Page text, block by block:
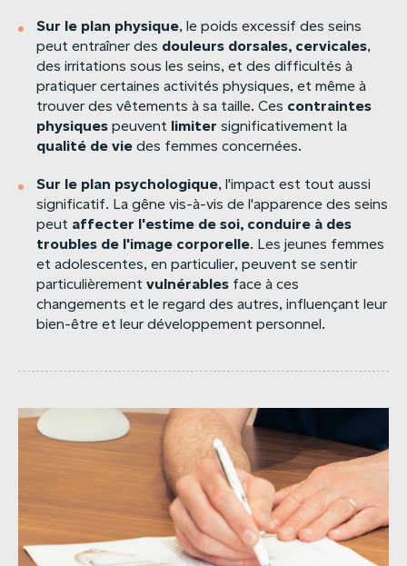
Sur le plan physique, le poids excessif des seins
peut entraîner des douleurs dorsales, cervicales,
des irritations sous les seins, et des difficultés à
pratiquer certaines activités physiques, et même à
trouver des vêtements à sa taille. Ces contraintes
physiques peuvent limiter significativement la
qualité de vie des femmes concernées.
Sur le plan psychologique, l'impact est tout aussi
significatif. La gêne vis-à-vis de l'apparence des seins
peut affecter l'estime de soi, conduire à des
troubles de l'image corporelle. Les jeunes femmes
et adolescentes, en particulier, peuvent se sentir
particulièrement vulnérables face à ces
changements et le regard des autres, influençant leur
bien-être et leur développement personnel.